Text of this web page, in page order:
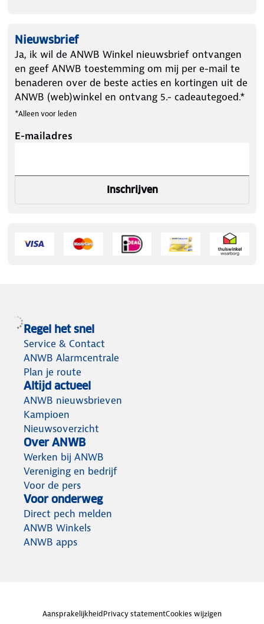
Nieuwsbrief
Ja, ik wil de ANWB Winkel nieuwsbrief ontvangen
en geef ANWB toestemming om mij per e-mail te
benaderen over de beste acties en kortingen uit de
ANWB (web)winkel en ontvang 5.- cadeautegoed.*
*Alleen voor leden
E-mailadres
Inschrijven
Regel het snel
Service & Contact
ANWB Alarmcentrale
Plan je route
Altijd actueel
ANWB nieuwsbrieven
Kampioen
Nieuwsoverzicht
Over ANWB
Werken bij ANWB
Vereniging en bedrijf
Voor de pers
Voor onderweg
Direct pech melden
ANWB Winkels
ANWB apps
AansprakelijkheidPrivacy statementCookies wijzigen